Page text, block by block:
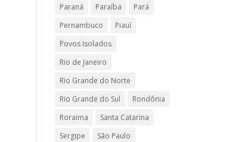
Paraná
Paraíba
Pará
Pernambuco
Piauí
Povos Isolados
Rio de Janeiro
Rio Grande do Norte
Rio Grande do Sul
Rondônia
Roraima
Santa Catarina
Sergipe
São Paulo